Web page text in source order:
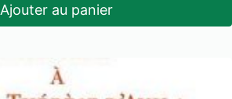
Ajouter au panier